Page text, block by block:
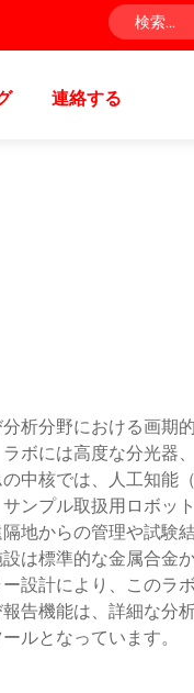
連絡する
析分野における画期
には高度な分光器
中核では、人工知能
ンプル取扱用ロボッ
地からの管理や試験
は標準的な金属合金
設計により、このラ
告機能は、詳細な分
ルとなっています。